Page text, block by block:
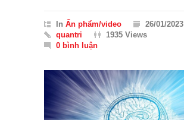
In Ấn phẩm/video
26/01/2023
quantri
1935 Views
0 bình luận